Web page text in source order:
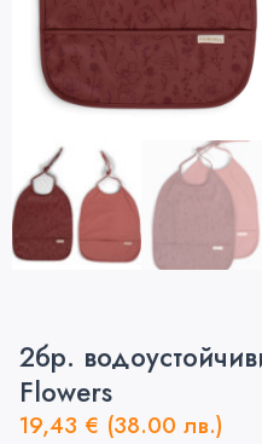
2бр.
Flowers
19,43 € (38.00 лв.)